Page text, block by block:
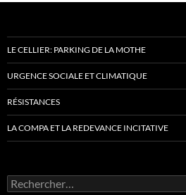
LE CELLIER: PARKING DE LA MOTHE
URGENCE SOCIALE ET CLIMATIQUE
RÉSISTANCES
LA COMPA ET LA REDEVANCE INCITATIVE
Rechercher :